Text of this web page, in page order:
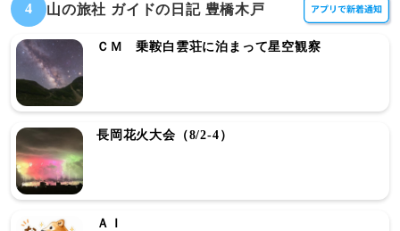
4 山の旅社 ガイドの日記 豊橋木戸
ＣＭ 乗鞍白雲荘に泊まって星空観察
長岡花火大会（8/2-4）
ＡＩ